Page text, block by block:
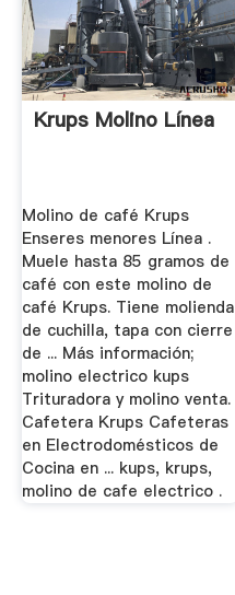
Krups Molino Línea
Molino de café Krups
Enseres menores Línea .
Muele hasta 85 gramos de
café con este molino de
café Krups. Tiene molienda
de cuchilla, tapa con cierre
de ... Más información;
molino electrico kups
Trituradora y molino venta.
Cafetera Krups Cafeteras
en Electrodomésticos de
Cocina en ... kups, krups,
molino de cafe electrico .